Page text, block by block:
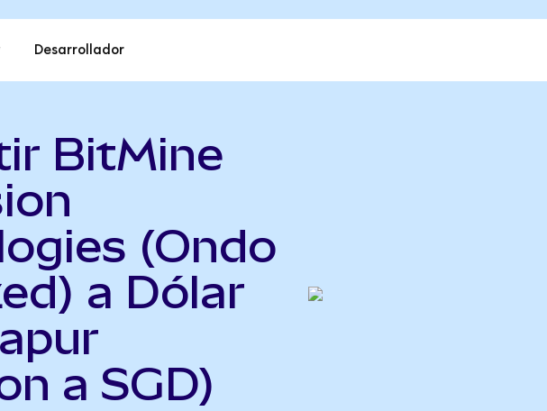
Desarrollador
BitMine
(Ondo
a Dólar
a SGD)